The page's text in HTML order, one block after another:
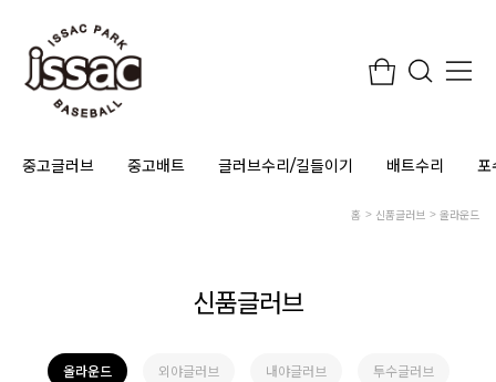
중고글러브 중고배트 글러브수리/길들이기 배트수리 포
홈 신품글러브 올라운드
신품글러브
올라운드 외야글러브 내야글러브 투수글러브